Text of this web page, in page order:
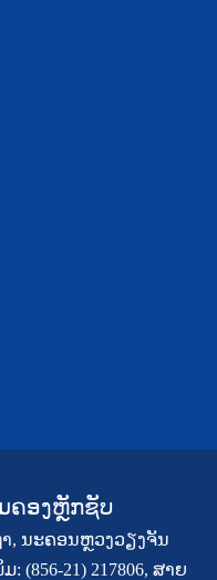
ຄອງຫຼັກຊັບ
າ, ນະຄອນຫຼວງວຽງຈັນ
: (856-21) 217806, ສາຍ